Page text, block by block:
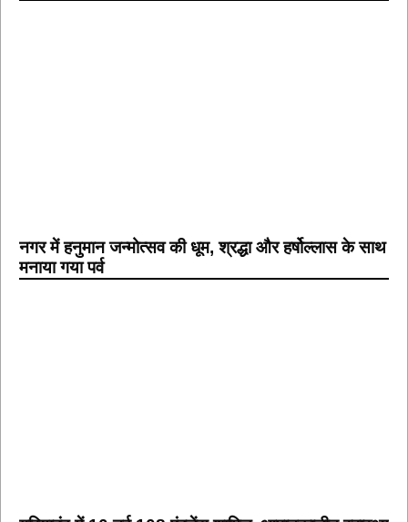
नगर में हनुमान जन्मोत्सव की धूम, श्रद्धा और हर्षोल्लास के साथ
मनाया गया पर्व